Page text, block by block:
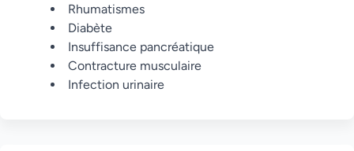
Rhumatismes
Diabète
Insuffisance pancréatique
Contracture musculaire
Infection urinaire